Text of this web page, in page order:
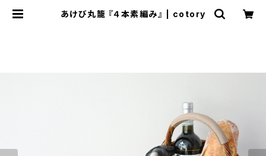
あけび丸籠 『４本素編み』 | cotory